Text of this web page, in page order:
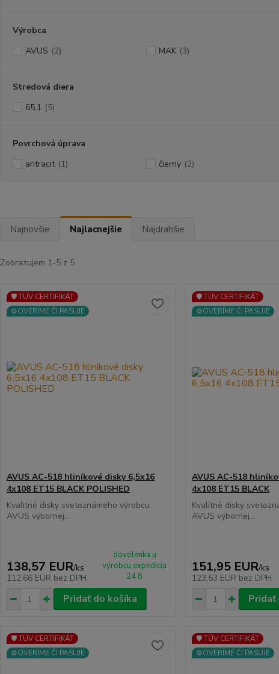
Výrobca
AVUS (2) MAK (3)
Stredová diera
65,1 (5)
Povrchová úprava
antracit (1) čierny (2)
Najnovšie Najlacnejšie Najdrahšie
Zobrazujem 1-5 z 5
🛡️ TÜV CERTIFIKÁT
⚙️OVERÍME ČI PASUJE
AVUS AC-518 hliníkové disky 6,5x16
4x108 ET15 BLACK POLISHED
Kvalitné disky svetoznámeho výrobcu
AVUS výbornej...
138,57 EUR/ks
112,66 EUR bez DPH
dovolenka u
výrobcu,expedicia
24.8
Pridať do košíka
🛡️ TÜV CERTIFIKÁT
⚙️OVERÍME ČI PASUJE
AVUS AC-518
4x108 ET15 BLACK
Kvalitné disky
AVUS výbornej...
151,95 EUR/ks
123,53 EUR bez DPH
Pridať
🛡️ TÜV CERTIFIKÁT
⚙️OVERÍME ČI PASUJE
🛡️ TÜV CERTIFIKÁT
⚙️OVERÍME ČI PASUJE